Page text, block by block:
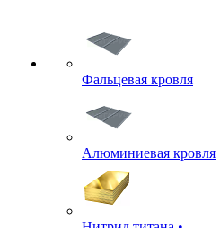
Фальцевая кровля
Алюминиевая кровля